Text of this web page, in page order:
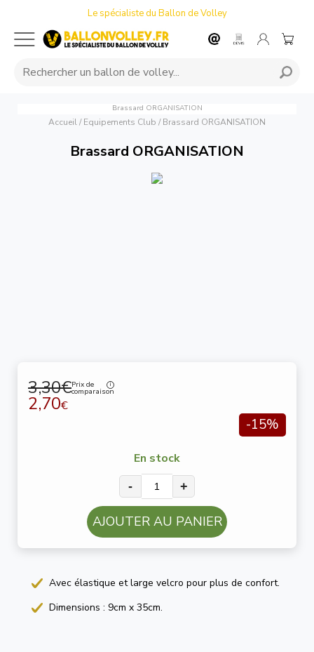
Le spécialiste du Ballon de Volley
Brassard ORGANISATION
Accueil/ Equipements Club / Brassard ORGANISATION
Brassard ORGANISATION
3,30€Prix de
comparaison
2,70€
-15%
En stock
- +
AJOUTER AU PANIER
Avec élastique et large velcro pour plus de confort.
Dimensions : 9cm x 35cm.